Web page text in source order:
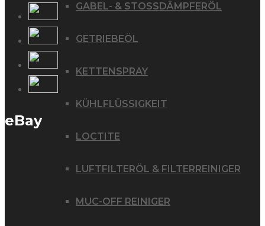
GABEL- & STOSSDÄMPFERÖL
GETRIEBEÖL
KETTENSPRAY
KÜHLFLÜSSIGKEIT
LOCTITE
LUFTFILTERÖL & FILTERREINIGER
MUC-OFF REINIGER
eBay